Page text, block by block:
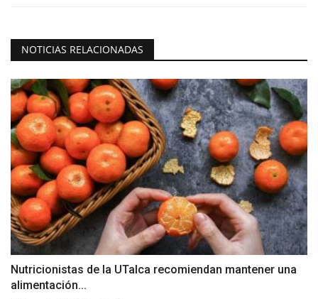
NOTICIAS RELACIONADAS
Nutricionistas de la UTalca recomiendan mantener una
alimentación...